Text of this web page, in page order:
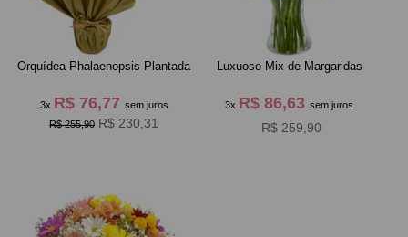
Orquídea Phalaenopsis Plantada
3x R$ 76,77 sem juros
R$ 255,90 R$ 230,31
Luxuoso Mix de Margaridas
3x R$ 86,63sem juros
R$ 259,90